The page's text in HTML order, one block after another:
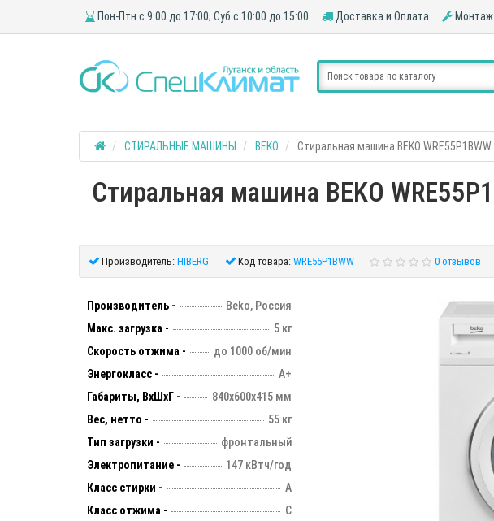
Пон-Птн с 9:00 до 17:00; Суб с 10:00 до 15:00 Доставка и Оплата Монтаж
СТИРАЛЬНЫЕ МАШИНЫ BEKO Стиральная машина BEKO WRE55P1BWW
Стиральная машина BEKO
Производитель: HIBERG Код товара: WRE55P1BWW 0 отзывов
Производитель -
Beko, Россия
Макс. загрузка -
5 кг
Скорость отжима -
до 1000 об/мин
Энергокласс -
А+
Габариты, ВхШхГ -
840х600х415 мм
Вес, нетто -
55 кг
Тип загрузки -
фронтальный
Электропитание -
147 кВтч/год
Класс стирки -
А
Класс отжима -
C